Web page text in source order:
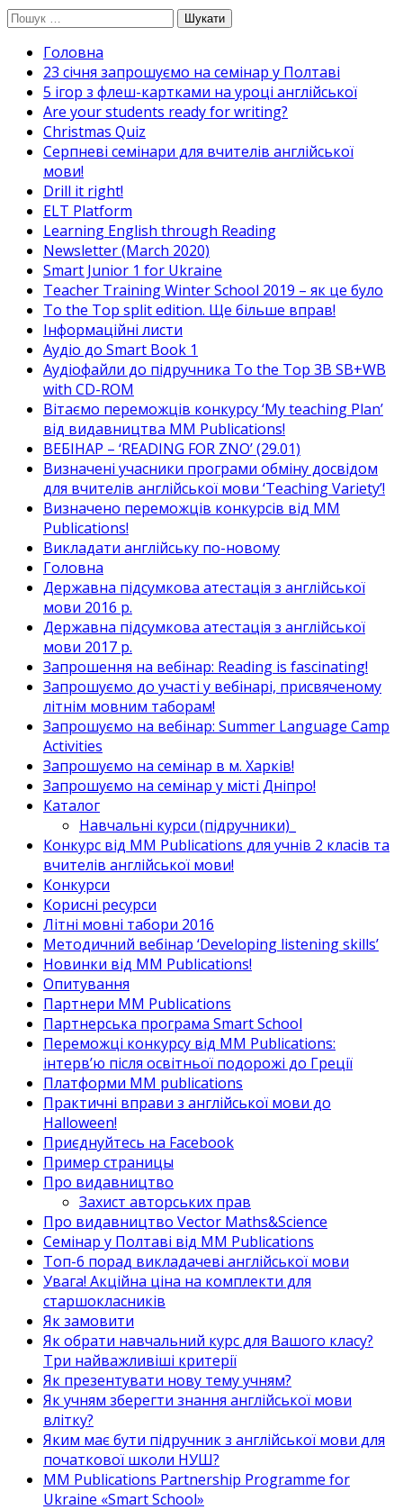
Перейти
вмісту
Пошук:
Головна
23 січня запрошуємо на семінар у Полтаві
5 ігор з флеш-картками на уроці англійської
Are your students ready for writing?
Christmas Quiz
Cерпневі семінари для вчителів англійської
мови!
Drill it right!
ELT Platform
Learning English through Reading
Newsletter (March 2020)
Smart Junior 1 for Ukraine
Teacher Training Winter School 2019 – як це було
To the Top split edition. Ще більше вправ!
Інформаційні листи
Аудіо до Smart Book 1
Аудіофайли до підручника To the Top 3B SB+WB
with CD-ROM
Вітаємо переможців конкурсу ‘My teaching Plan’
від видавництва MM Publications!
ВЕБІНАР – ‘READING FOR ZNO’ (29.01)
Визначені учасники програми обміну досвідом
для вчителів англійської мови ‘Teaching Variety’!
Визначено переможців конкурсів від MM
Publications!
Викладати англійську по-новому
Головна
Державна підсумкова атестація з англійської
мови 2016 р.
Державна підсумкова атестація з англійської
мови 2017 р.
Запрошення на вебінар: Reading is fascinating!
Запрошуємо до участі у вебінарі, присвяченому
літнім мовним таборам!
Запрошуємо на вебінар: Summer Language Camp
Activities
Запрошуємо на семінар в м. Харків!
Запрошуємо на семінар у місті Дніпро!
Каталог
Навчальні курси (підручники)_
Конкурс від MM Publications для учнів 2 класів та
вчителів англійської мови!
Конкурси
Корисні ресурси
Літні мовні табори 2016
Методичний вебінар ‘Developing listening skills’
Новинки від MM Publications!
Опитування
Партнери MM Publications
Партнерська програма Smart School
Переможці конкурсу від MM Publications:
інтерв’ю після освітньої подорожі до Греції
Платформи MM publications
Практичні вправи з англійської мови до
Halloween!
Приєднуйтесь на Facebook
Пример страницы
Про видавництво
Захист авторських прав
Про видавництво Vector Maths&Science
Семінар у Полтаві від MM Publications
Топ-6 порад викладачеві англійської мови
Увага! Акційна ціна на комплекти для
старшокласників
Як замовити
Як обрати навчальний курс для Вашого класу?
Три найважливіші критерії
Як презентувати нову тему учням?
Як учням зберегти знання англійської мови
влітку?
Яким має бути підручник з англійської мови для
початкової школи НУШ?
MM Publications Partnership Programme for
Ukraine «Smart School»